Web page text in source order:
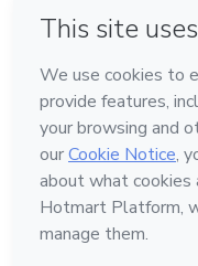
Feito com ❤ em Bogotá
Conheça a Hotmart
Idioma
Português